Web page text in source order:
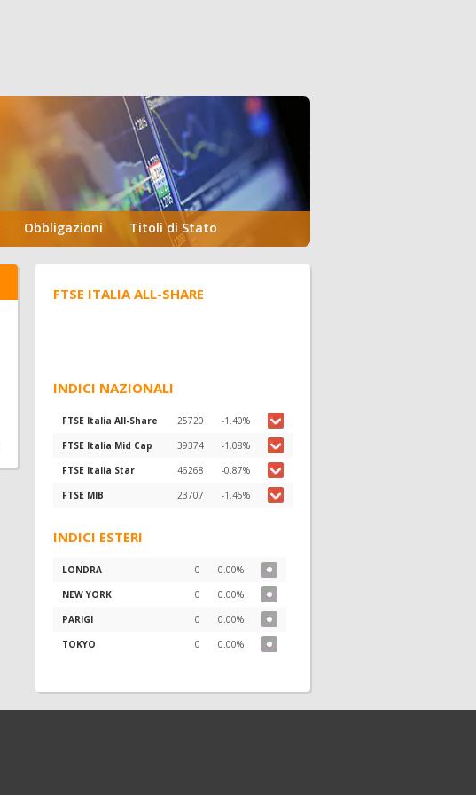
Obbligazioni Titoli di Stato
FTSE ITALIA ALL-SHARE
INDICI NAZIONALI
FTSE Italia All-Share 25720
-1.40%
FTSE Italia Mid Cap
39374
-1.08%
FTSE Italia Star
46268
-0.87%
FTSE MIB
23707 -1.45%
INDICI ESTERI
LONDRA 0
0.00%
NEW YORK
0
0.00%
PARIGI
0
0.00%
TOKYO
0 0.00%